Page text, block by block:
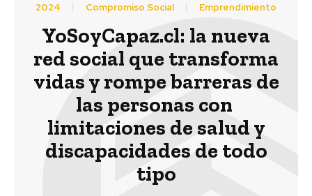
2024 Compromiso Social Emprendimiento
YoSoyCapaz.cl: la nueva
red social que transforma
vidas y rompe barreras de
las personas con
limitaciones de salud y
discapacidades de todo
tipo